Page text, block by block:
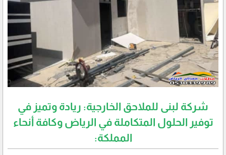
شركة لبنى للملاحق الخارجية: ريادة وتميز في
توفير الحلول المتكاملة في الرياض وكافة أنحاء
المملكة: